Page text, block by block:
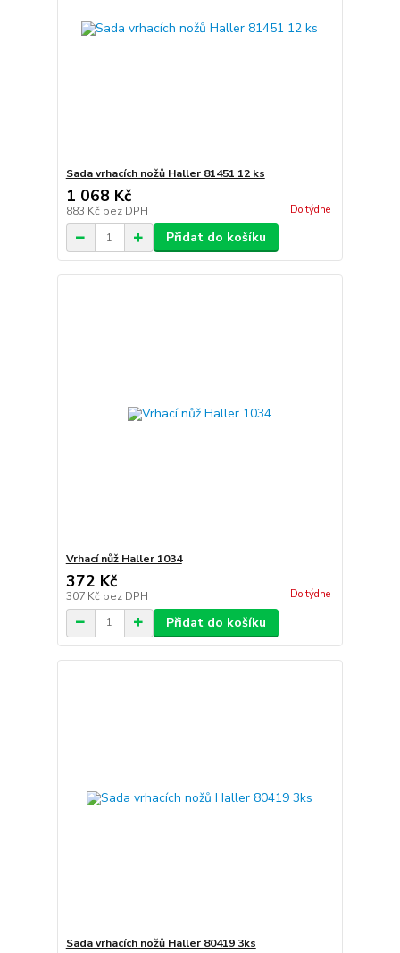
Sada vrhacích nožů Haller 81451 12 ks
1 068 Kč
883 Kč bez DPH Do týdne
Přidat do košíku
Vrhací nůž Haller 1034
372 Kč
307 Kč bez DPH Do týdne
Přidat do košíku
Sada vrhacích nožů Haller 80419 3ks